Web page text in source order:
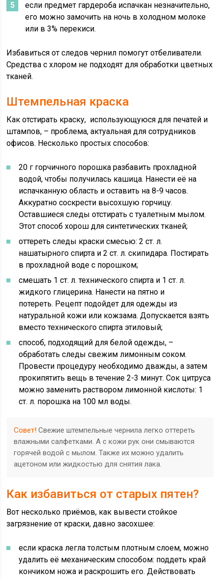
если предмет гардероба испачкан незначительно,
его можно замочить на ночь в холодном молоке
или в 3% перекиси.
Избавиться от следов чернил помогут отбеливатели.
Средства с хлором не подходят для обработки цветных
тканей.
Штемпельная краска
Как отстирать краску, использующуюся для печатей и
штампов, – проблема, актуальная для сотрудников
офисов. Несколько простых способов:
20 г горчичного порошка разбавить прохладной
водой, чтобы получилась кашица. Нанести её на
испачканную область и оставить на 8-9 часов.
Аккуратно соскрести высохшую горчицу.
Оставшиеся следы отстирать с туалетным мылом.
Этот способ хорош для синтетических тканей;
оттереть следы краски смесью: 2 ст. л.
нашатырного спирта и 2 ст. л. скипидара. Постирать
в прохладной воде с порошком;
смешать 1 ст. л. технического спирта и 1 ст. л.
жидкого глицерина. Нанести на пятно и
потереть. Рецепт подойдет для одежды из
натуральной кожи или кожзама. Допускается взять
вместо технического спирта этиловый;
способ, подходящий для белой одежды, –
обработать следы свежим лимонным соком.
Провести процедуру необходимо дважды, а затем
прокипятить вещь в течение 2-3 минут. Сок цитруса
можно заменить раствором лимонной кислоты: 1
ст. л. порошка на 100 мл воды.
Совет! Свежие штемпельные чернила легко оттереть
влажными салфетками. А с кожи рук они смываются
горячей водой с мылом. Также их можно удалить
ацетоном или жидкостью для снятия лака.
Как избавиться от старых пятен?
Вот несколько приёмов, как вывести стойкое
загрязнение от краски, давно засохшее:
если краска легла толстым плотным слоем, можно
удалить её механическим способом: поддеть край
кончиком ножа и раскрошить его. Действовать